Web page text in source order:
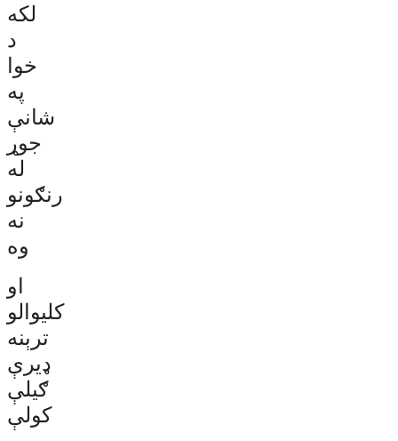
لکه
د
خوا
په
شانې
جوړ
له
رنګونو
نه
وه
او
کلیوالو
ترېنه
ډیرې
ګیلې
کولې